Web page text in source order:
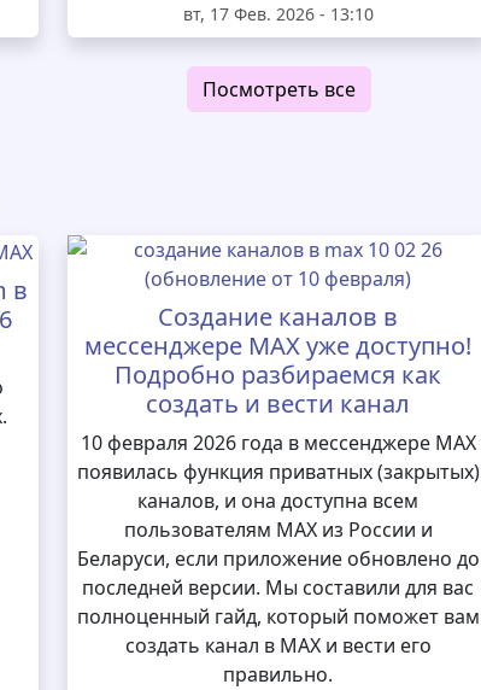
вт, 17 Фев. 2026 - 13:10
Посмотреть все
в
Создание каналов в
мессенджере MAX уже доступно!
Подробно разбираемся как
создать и вести канал
10 февраля 2026 года в мессенджере MAX
появилась функция приватных (закрытых)
каналов, и она доступна всем
пользователям MAX из России и
Беларуси, если приложение обновлено до
последней версии. Мы составили для вас
полноценный гайд, который поможет вам
создать канал в MAX и вести его
правильно.